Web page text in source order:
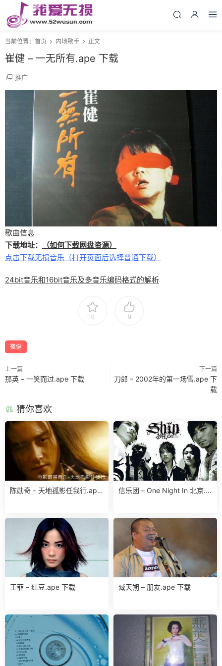
当前位置： 首页 内地歌手 正文
崔健 – 一无所有.ape 下载
推广
歌曲信息
下载地址：
（如何下载网盘资源）
点击下载无损音乐（打开页面后选择普通下载）
24bit音乐和16bit音乐及多音乐编码格式的解析
0 9
崔健
上一篇
那英 – 一笑而过.ape 下载
下一篇
刀郎 – 2002年的第一场雪.ape 下
载
猜你喜欢
陈勋奇 – 天地孤影任我行.ape
信乐团 – One Night In 北京.a
王菲 – 红豆.ape 下载 臧天朔 – 朋友.ape 下载